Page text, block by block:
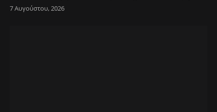
7 Αυγούστου, 2026